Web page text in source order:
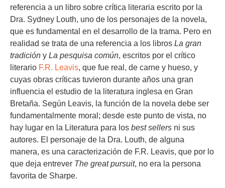
referencia a un libro sobre crítica literaria escrito por la
Dra. Sydney Louth, uno de los personajes de la novela,
que es fundamental en el desarrollo de la trama. Pero en
realidad se trata de una referencia a los libros La gran
tradición y La pesquisa común, escritos por el crítico
literario F.R. Leavis, que fue real, de carne y hueso, y
cuyas obras críticas tuvieron durante años una gran
influencia el estudio de la literatura inglesa en Gran
Bretaña. Según Leavis, la función de la novela debe ser
fundamentalmente moral; desde este punto de vista, no
hay lugar en la Literatura para los best sellers ni sus
autores. El personaje de la Dra. Louth, de alguna
manera, es una caracterización de F.R. Leavis, que por lo
que deja entrever The great pursuit, no era la persona
favorita de Sharpe.